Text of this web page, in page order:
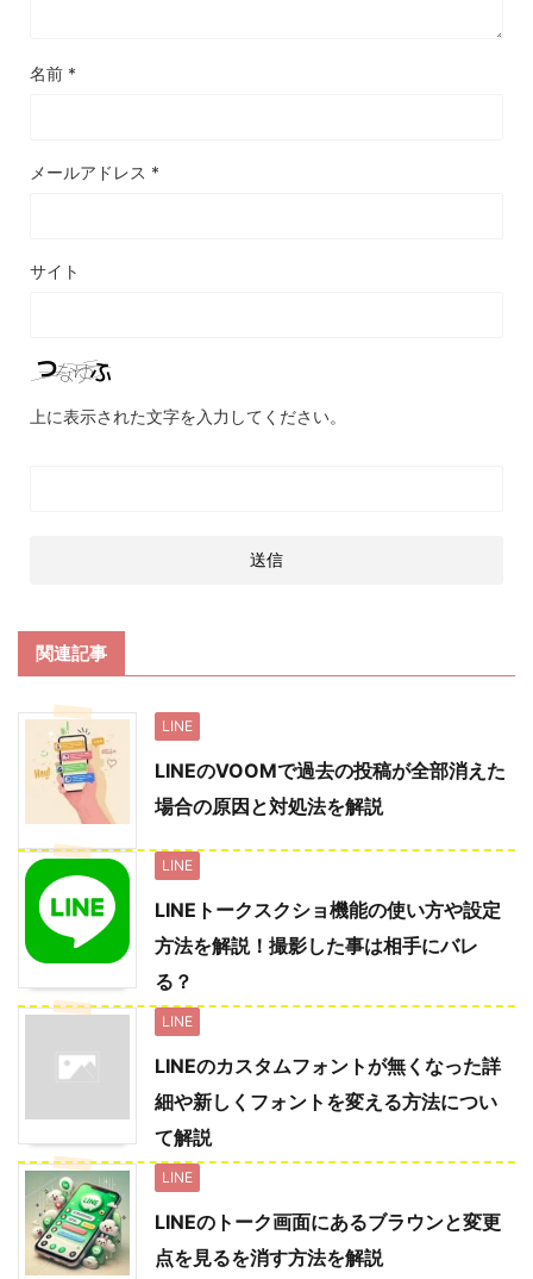
名前 *
メールアドレス *
サイト
上に表示された文字を入力してください。
関連記事
LINE
LINEのVOOMで過去の投稿が全部消えた
場合の原因と対処法を解説
LINE
LINEトークスクショ機能の使い方や設定
方法を解説！撮影した事は相手にバレ
る？
LINE
LINEのカスタムフォントが無くなった詳
細や新しくフォントを変える方法につい
て解説
LINE
LINEのトーク画面にあるブラウンと変更
点を見るを消す方法を解説